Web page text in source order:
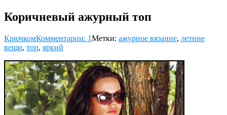
Коричневый ажурный топ
КрючкомКомментарии: 1Метки: ажурное вязание, летние
вещи, топ, яркий